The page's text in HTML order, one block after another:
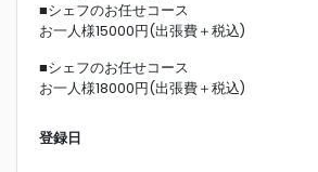
■シェフのお任せコース
お一人様15000円(出張費＋税込)
■シェフのお任せコース
お一人様18000円(出張費＋税込)
登録日